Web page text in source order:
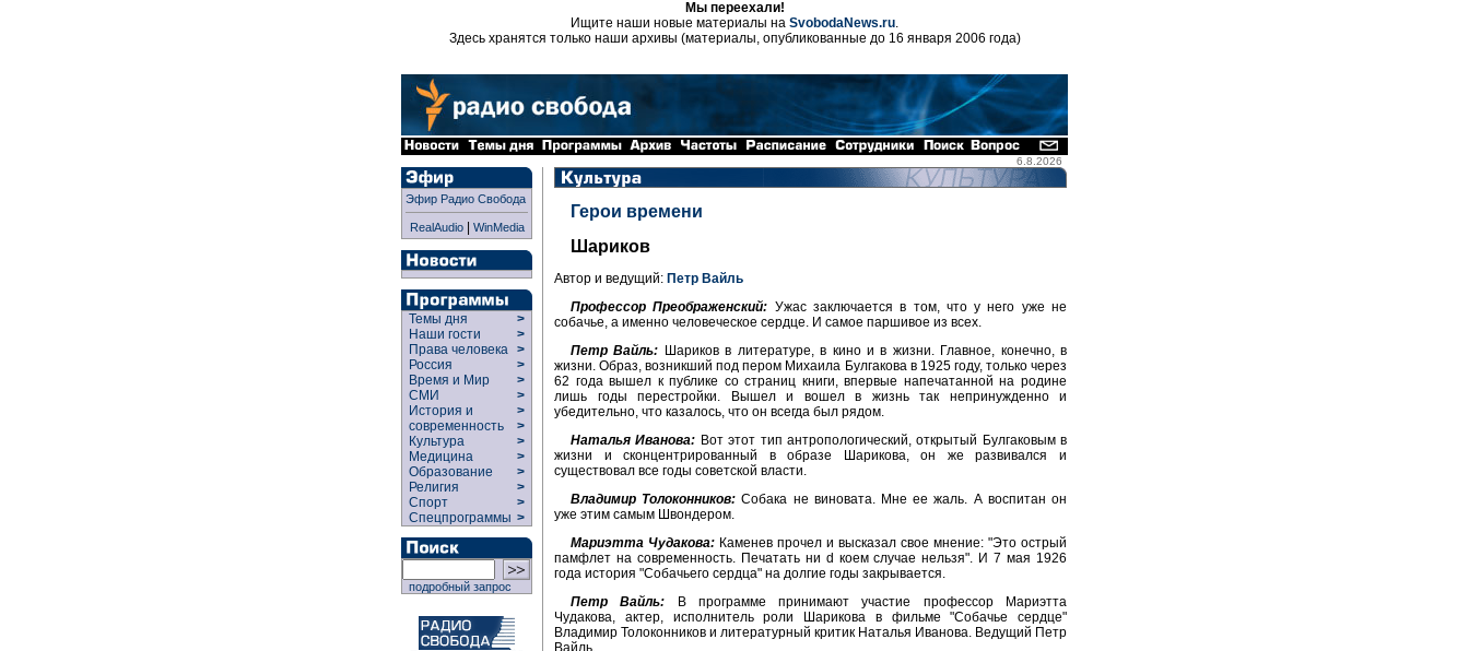
Мы переехали!
Ищите наши новые материалы на SvobodaNews.ru.
Здесь хранятся только наши архивы (материалы, опубликованные до 16 января 2006 года)
6.8.2026
Эфир Радио Свобода
RealAudio| WinMedia
Темы дня
>
Наши гости
>
Права человека >
Россия
>
Время и Мир
>
СМИ
>
История и
современность
>
>
Культура
>
Медицина
>
Образование
>
Религия
>
Спорт
>
Спецпрограммы >
подробный запрос
Герои времени
Шариков
Автор и ведущий: Петр Вайль
Профессор Преображенский: Ужас заключается в том, что у него уже не
собачье, а именно человеческое сердце. И самое паршивое из всех.
Петр Вайль: Шариков в литературе, в кино и в жизни. Главное, конечно, в
жизни. Образ, возникший под пером Михаила Булгакова в 1925 году, только через
62 года вышел к публике со страниц книги, впервые напечатанной на родине
лишь годы перестройки. Вышел и вошел в жизнь так непринужденно и
убедительно, что казалось, что он всегда был рядом.
Наталья Иванова: Вот этот тип антропологический, открытый Булгаковым в
жизни и сконцентрированный в образе Шарикова, он же развивался и
существовал все годы советской власти.
Владимир Толоконников: Собака не виновата. Мне ее жаль. А воспитан он
уже этим самым Швондером.
Мариэтта Чудакова: Каменев прочел и высказал свое мнение: "Это острый
памфлет на современность. Печатать ни d коем случае нельзя". И 7 мая 1926
года история "Собачьего сердца" на долгие годы закрывается.
Петр Вайль: В программе принимают участие профессор Мариэтта
Чудакова, актер, исполнитель роли Шарикова в фильме "Собачье сердце"
Владимир Толоконников и литературный критик Наталья Иванова. Ведущий Петр
Вайль.